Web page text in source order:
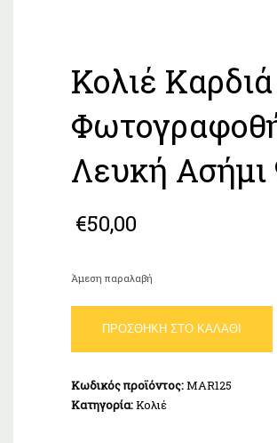
Κολιέ Καρδιά
Λευκή Ασήμι
€50,00
Άμεση παραλαβή
Καρδιά
Φωτογραφοθήκη
Ασήμι
925
ΠΡΟΣΘΉΚΗ ΣΤΟ ΚΑΛΆΘΙ
Κωδικός προϊόντος:MAR125
Κατηγορία:Κολιέ